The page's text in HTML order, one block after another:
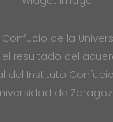
Confucio de la
resultado del
del Instituto
de